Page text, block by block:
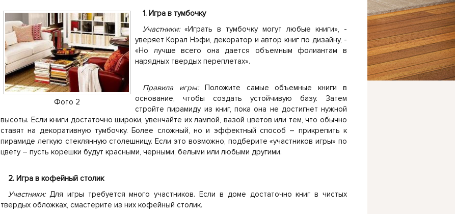
Фото 2
1. Игра в тумбочку
Участники: «Играть в тумбочку могут любые книги», -
уверяет Корал Нэфи, декоратор и автор книг по дизайну, -
«Но лучше всего она дается объемным фолиантам в
нарядных твердых переплетах».
Правила игры: Положите самые объемные книги в
основание, чтобы создать устойчивую базу. Затем
стройте пирамиду из книг, пока она не достигнет нужной
высоты. Если книги достаточно широки, увенчайте их лампой, вазой цветов или тем, что обычно
ставят на декоративную тумбочку. Более сложный, но и эффектный способ – прикрепить к
пирамиде легкую стеклянную столешницу. Если это возможно, подберите «участников игры» по
цвету – пусть корешки будут красными, черными, белыми или любыми другими.
2. Игра в кофейный столик
Участники: Для игры требуется много участников. Если в доме достаточно книг в чистых
твердых обложках, смастерите из них кофейный столик.